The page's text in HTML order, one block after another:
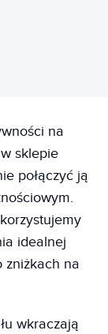
na
sklepie
połączyć ją
idealnej
zniżkach na
wkraczają